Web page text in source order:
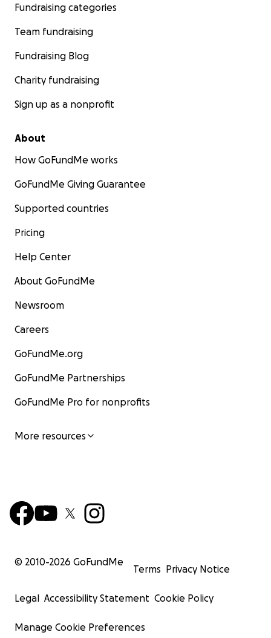
Fundraising categories
Team fundraising
Fundraising Blog
Charity fundraising
Sign up as a nonprofit
About
How GoFundMe works
GoFundMe Giving Guarantee
Supported countries
Pricing
Help Center
About GoFundMe
Newsroom
Careers
GoFundMe.org
GoFundMe Partnerships
GoFundMe Pro for nonprofits
More resources
© 2010-2026 GoFundMe
Terms Privacy Notice
Legal Accessibility Statement Cookie Policy
Manage Cookie Preferences